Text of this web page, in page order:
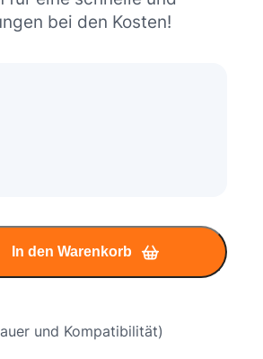
bei den Kosten!
In den Warenkorb
und Kompatibilität)